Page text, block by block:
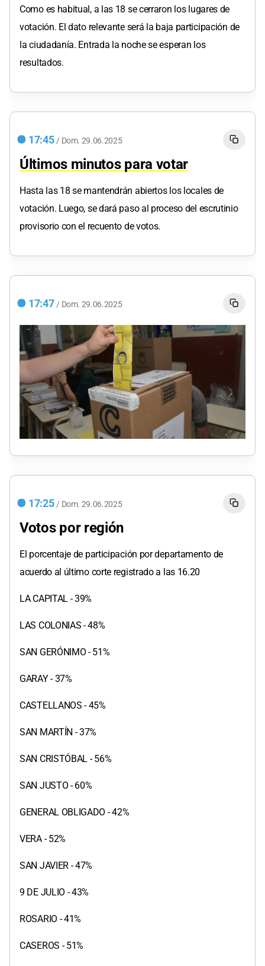
Como es habitual, a las 18 se cerraron los lugares de
votación. El dato relevante será la baja participación de
la ciudadanía. Entrada la noche se esperan los
resultados.
17:45 / Dom. 29.06.2025
Últimos minutos para votar
Hasta las 18 se mantendrán abiertos los locales de
votación. Luego, se dará paso al proceso del escrutinio
provisorio con el recuento de votos.
17:47 / Dom. 29.06.2025
17:25 / Dom. 29.06.2025
Votos por región
El porcentaje de participación por departamento de
acuerdo al último corte registrado a las 16.20
LA CAPITAL - 39%
LAS COLONIAS - 48%
SAN GERÓNIMO - 51%
GARAY - 37%
CASTELLANOS - 45%
SAN MARTÍN - 37%
SAN CRISTÓBAL - 56%
SAN JUSTO - 60%
GENERAL OBLIGADO - 42%
VERA - 52%
SAN JAVIER - 47%
9 DE JULIO - 43%
ROSARIO - 41%
CASEROS - 51%